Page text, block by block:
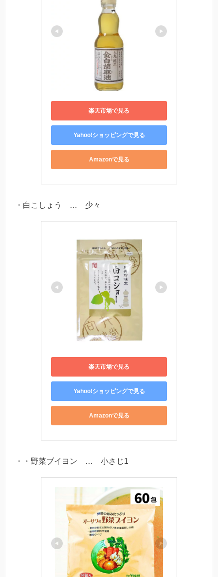
楽天市場で見る
Yahoo!ショッピングで見る
Amazonで見る
・白こしょう … 少々
楽天市場で見る
Yahoo!ショッピングで見る
Amazonで見る
・・野菜ブイヨン … 小さじ1